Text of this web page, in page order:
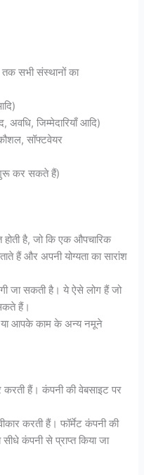
तक सभी संस्थानों का
अवधि, जिम्मेदारियाँ आदि)
सॉफ्टवेयर
कर सकते हैं)
है, जो कि एक औपचारिक
हैं और अपनी योग्यता का सारांश
जा सकती है। ये ऐसे लोग हैं जो
हैं।
या आपके काम के अन्य नमूने
हैं। कंपनी की वेबसाइट पर
करती हैं। फॉर्मेट कंपनी की
कंपनी से प्राप्त किया जा